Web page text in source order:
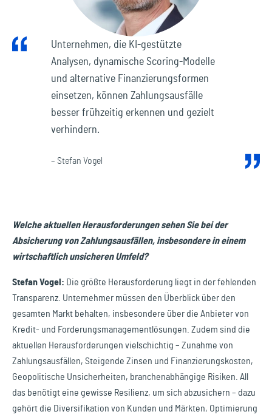
Unternehmen, die KI-gestützte
Analysen, dynamische Scoring-Modelle
und alternative Finanzierungsformen
einsetzen, können Zahlungsausfälle
besser frühzeitig erkennen und gezielt
verhindern.
– Stefan Vogel
Welche aktuellen Herausforderungen sehen Sie bei der
Absicherung von Zahlungsausfällen, insbesondere in einem
wirtschaftlich unsicheren Umfeld?
Stefan Vogel: Die größte Herausforderung liegt in der fehlenden
Transparenz. Unternehmer müssen den Überblick über den
gesamten Markt behalten, insbesondere über die Anbieter von
Kredit- und Forderungsmanagementlösungen. Zudem sind die
aktuellen Herausforderungen vielschichtig – Zunahme von
Zahlungsausfällen, Steigende Zinsen und Finanzierungskosten,
Geopolitische Unsicherheiten, branchenabhängige Risiken. All
das benötigt eine gewisse Resilienz, um sich abzusichern – dazu
gehört die Diversifikation von Kunden und Märkten, Optimierung